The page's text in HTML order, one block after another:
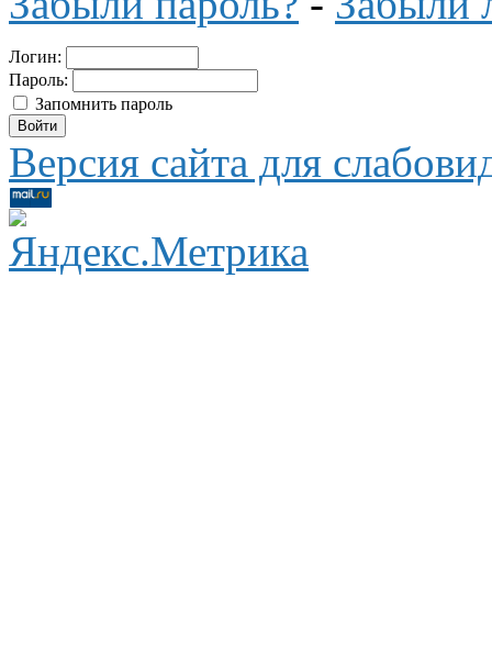
Логин:
Пароль:
Запомнить пароль
Версия сайта для